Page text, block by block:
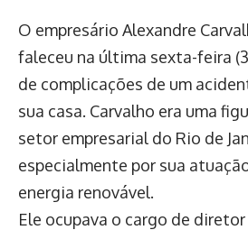
O empresário Alexandre
faleceu na última sexta-feira
de complicações de um
sua casa. Carvalho era uma
setor empresarial do Rio de
especialmente por sua
energia renovável.
Ele ocupava o cargo de diretor